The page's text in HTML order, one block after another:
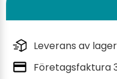
Leverans av
Företagsfaktura